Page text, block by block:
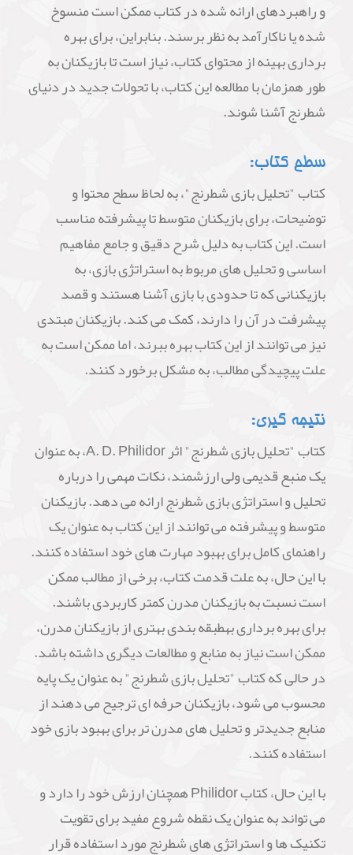
و راهبردهای ارائه شده در کتاب ممکن است منسوخ
شده یا ناکارآمد به نظر برسند. بنابراین، برای بهره
برداری بهینه از محتوای کتاب، نیاز است تا بازیکنان به
طور همزمان با مطالعه این کتاب، با تحولات جدید در دنیای
شطرنج آشنا شوند.
سطح کتاب:
کتاب "تحلیل بازی شطرنج"، به لحاظ سطح محتوا و
توضیحات، برای بازیکنان متوسط تا پیشرفته مناسب
است. این کتاب به دلیل شرح دقیق و جامع مفاهیم
اساسی و تحلیل های مربوط به استراتژی بازی، به
بازیکنانی که تا حدودی با بازی آشنا هستند و قصد
پیشرفت در آن را دارند، کمک می کند. بازیکنان مبتدی
نیز می توانند از این کتاب بهره ببرند، اما ممکن است به
علت پیچیدگی مطالب، به مشکل برخورد کنند.
نتیجه گیری:
کتاب "تحلیل بازی شطرنج" اثر A. D. Philidor، به عنوان
یک منبع قدیمی ولی ارزشمند، نکات مهمی را درباره
تحلیل و استراتژی بازی شطرنج ارائه می دهد. بازیکنان
متوسط و پیشرفته می توانند از این کتاب به عنوان یک
راهنمای کامل برای بهبود مهارت های خود استفاده کنند.
با این حال، به علت قدمت کتاب، برخی از مطالب ممکن
است نسبت به بازیکنان مدرن کمتر کاربردی باشند.
برای بهره برداری بهطبقه بندی بهتری از بازیکنان مدرن،
ممکن است نیاز به منابع و مطالعات دیگری داشته باشد.
در حالی که کتاب "تحلیل بازی شطرنج" به عنوان یک پایه
محسوب می شود، بازیکنان حرفه ای ترجیح می دهند از
منابع جدیدتر و تحلیل های مدرن تر برای بهبود بازی خود
استفاده کنند.
با این حال، کتاب Philidor همچنان ارزش خود را دارد و
می تواند به عنوان یک نقطه شروع مفید برای تقویت
تکنیک ها و استراتژی های شطرنج مورد استفاده قرار